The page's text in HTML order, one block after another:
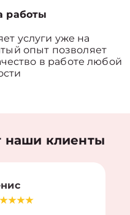
работы
услуги уже на
опыт позволяет
в работе любой
наши клиенты